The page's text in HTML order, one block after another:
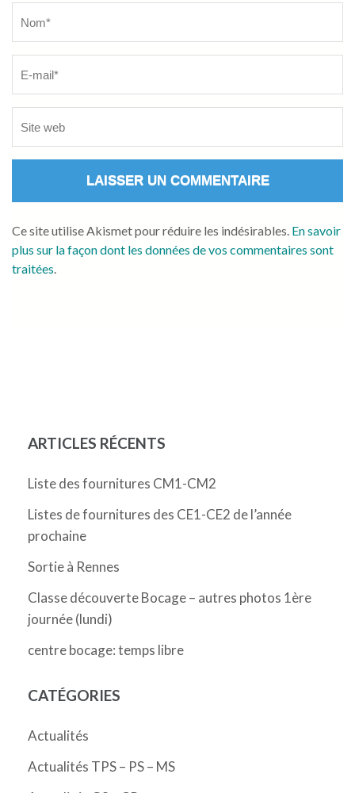
Ce site utilise Akismet pour réduire les indésirables. En savoir
plus sur la façon dont les données de vos commentaires sont
traitées.
ARTICLES RÉCENTS
Liste des fournitures CM1-CM2
Listes de fournitures des CE1-CE2 de l’année
prochaine
Sortie à Rennes
Classe découverte Bocage – autres photos 1ère
journée (lundi)
centre bocage: temps libre
CATÉGORIES
Actualités
Actualités TPS – PS – MS